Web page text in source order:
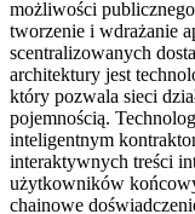
możliwości
tworzenie i wdrażanie
scentralizowanych
architektury jest
który pozwala sieci
pojemnością.
inteligentnym
interaktywnych treści
użytkowników
chainowe